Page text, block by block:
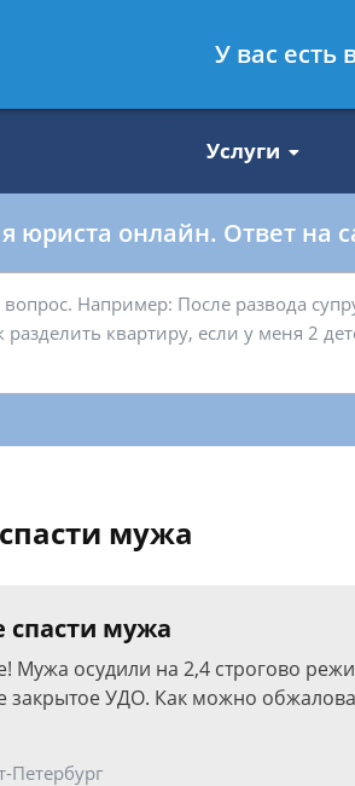
8 812 509-27-47
Услуги
юриста онлайн. Ответ на
мужа
спасти мужа
Мужа осудили на 2,4 строгово
закрытое УДО. Как можно
Петербург
У вас есть